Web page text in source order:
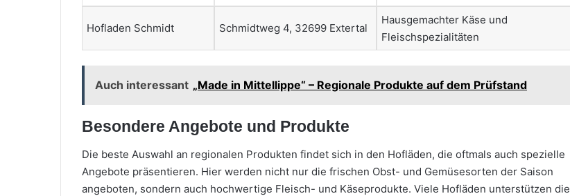
Hofladen Schmidt Schmidtweg 4, 32699 Extertal
Hausgemachter Käse und
Fleischspezialitäten
Auch interessant „Made in Mittellippe“ – Regionale Produkte auf dem Prüfstand
Besondere Angebote und Produkte
Die beste Auswahl an regionalen Produkten findet sich in den Hofläden, die oftmals auch spezielle
Angebote präsentieren. Hier werden nicht nur die frischen Obst- und Gemüsesorten der Saison
angeboten, sondern auch hochwertige Fleisch- und Käseprodukte. Viele Hofläden unterstützen die